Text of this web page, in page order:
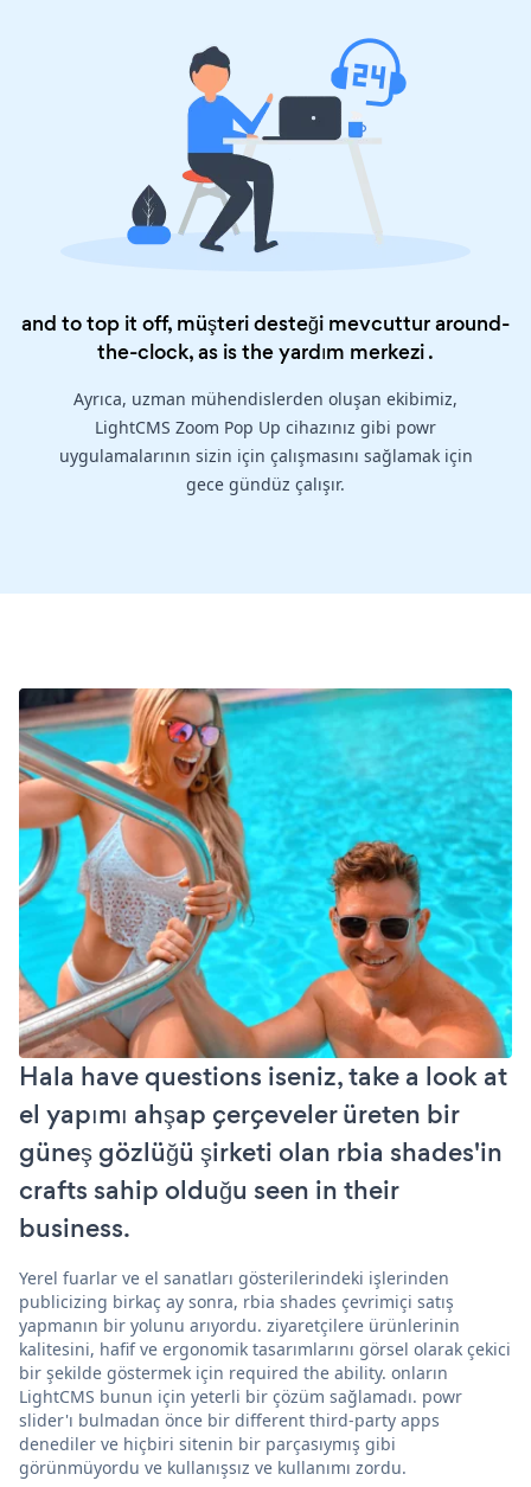
and to top it off, müşteri desteği mevcuttur around-
the-clock, as is theyardım merkezi.
Ayrıca, uzman mühendislerden oluşan ekibimiz,
LightCMS Zoom Pop Up cihazınız gibi powr
uygulamalarının sizin için çalışmasını sağlamak için
gece gündüz çalışır.
Hala have questions iseniz, take a look at
el yapımı ahşap çerçeveler üreten bir
güneş gözlüğü şirketi olan rbia shades'in
crafts sahip olduğu seen in their
business.
Yerel fuarlar ve el sanatları gösterilerindeki işlerinden
publicizing birkaç ay sonra, rbia shades çevrimiçi satış
yapmanın bir yolunu arıyordu. ziyaretçilere ürünlerinin
kalitesini, hafif ve ergonomik tasarımlarını görsel olarak çekici
bir şekilde göstermek için required the ability. onların
LightCMS bunun için yeterli bir çözüm sağlamadı. powr
slider'ı bulmadan önce bir different third-party apps
denediler ve hiçbiri sitenin bir parçasıymış gibi
görünmüyordu ve kullanışsız ve kullanımı zordu.